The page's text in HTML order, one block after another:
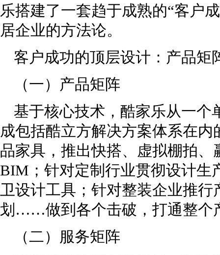
乐搭建了一套趋于成熟的“客户
居企业的方法论。
客户成功的顶层设计：产品矩
（一）产品矩阵
基于核心技术，酷家乐从一个
成包括酷立方解决方案体系在内
品家具，推出快搭、虚拟棚拍
BIM；针对定制行业贯彻设计生
卫设计工具；针对整装企业推
划……做到各个击破，打通整个
（二）服务矩阵